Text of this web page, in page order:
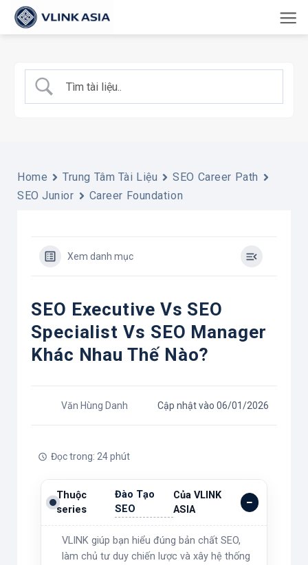
qua
dung
Home Trung Tâm Tài Liệu
SEO Career Path
SEO Junior
Career Foundation
Xem danh mục
SEO Executive Vs SEO
Specialist Vs SEO Manager
Khác Nhau Thế Nào?
Văn Hùng Danh Cập nhật vào 06/01/2026
Đọc trong: 24 phút
Thuộc
series
Đào Tạo
SEO
Của VLINK
ASIA
VLINK giúp bạn hiểu đúng bản chất SEO,
làm chủ tư duy chiến lược và xây hệ thống